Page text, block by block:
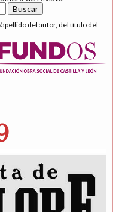
del autor, del título del